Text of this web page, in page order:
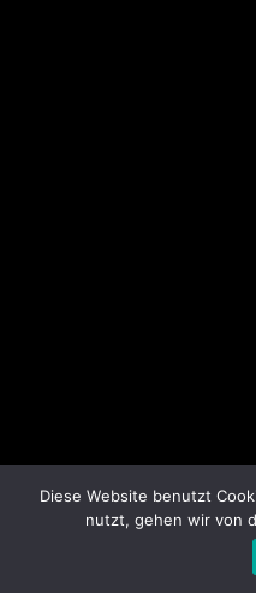
Diese Website benutzt
nutzt, gehen wir von